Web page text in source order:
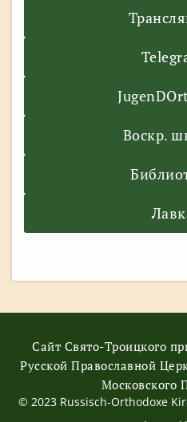
Воскр.
Сайт Свято-Троицкого
Русской Православной
Московского
© 2023 Russisch-Orthodoxe